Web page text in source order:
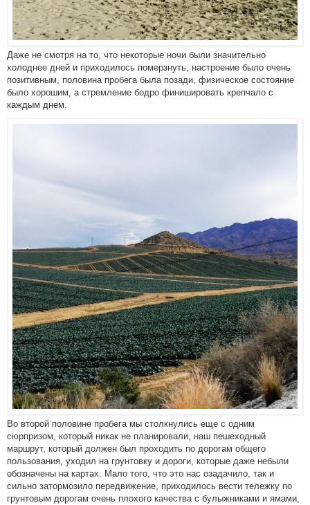
Даже не смотря на то, что некоторые ночи были значительно
холоднее дней и приходилось померзнуть, настроение было очень
позитивным, половина пробега была позади, физическое состояние
было хорошим, а стремление бодро финишировать крепчало с
каждым днем.
Во второй половине пробега мы столкнулись еще с одним
сюрпризом, который никак не планировали, наш пешеходный
маршрут, который должен был проходить по дорогам общего
пользования, уходил на грунтовку и дороги, которые даже небыли
обозначены на картах. Мало того, что это нас озадачило, так и
сильно затормозило передвижение, приходилось вести тележку по
грунтовым дорогам очень плохого качества с булыжниками и ямами,